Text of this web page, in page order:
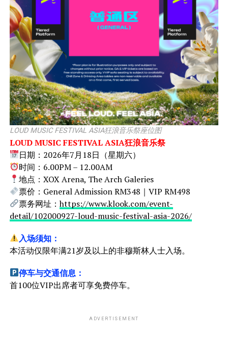
LOUD MUSIC FESTIVAL ASIA狂浪音乐祭座位图
LOUD MUSIC FESTIVAL ASIA狂浪音乐祭
日期：2026年7月18日（星期六）
时间：6.00PM – 12.00AM
地点：XOX Arena, The Arch Galeries
票价：General Admission RM348｜VIP RM498
票务网址：https://www.klook.com/event-
detail/102000927-loud-music-festival-asia-2026/
入场须知：
本活动仅限年满21岁及以上的非穆斯林人士入场。
停车与交通信息：
首100位VIP出席者可享免费停车。
ADVERTISEMENT